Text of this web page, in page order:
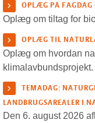
OPLÆG PÅ FAGDAG
Oplæg om tiltag for
OPLÆG TIL
Oplæg om hvordan
klimalavbundsprojekt.
TEMADAG:
LANDBRUGSAREALER I
Den 6. august 2026